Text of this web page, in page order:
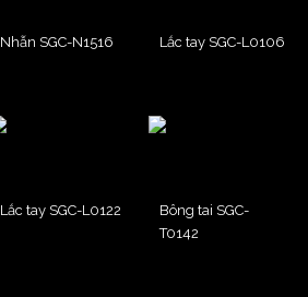
Nhẫn SGC-N1516 Lắc tay SGC-L0106
Lắc tay SGC-L0122
Bông tai SGC-
T0142